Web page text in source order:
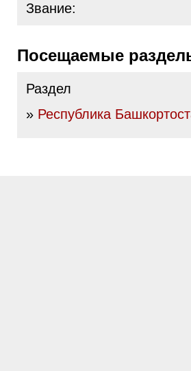
Звание:
Посещаемые
Раздел
» Республика